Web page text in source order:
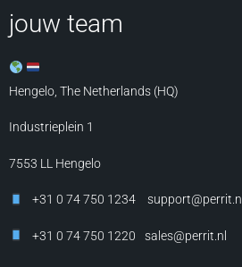
jouw team
Hengelo, The Netherlands (HQ)
Industrieplein 1
7553 LL Hengelo
+31 0 74 750 1234 support@perrit.nl
+31 0 74 750 1220 sales@perrit.nl